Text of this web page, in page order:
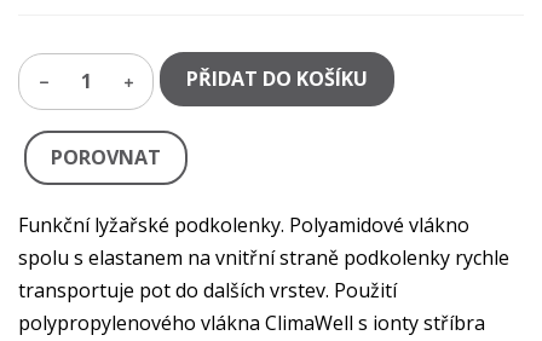
1 PŘIDAT DO KOŠÍKU
POROVNAT
Funkční lyžařské podkolenky. Polyamidové vlákno
spolu s elastanem na vnitřní straně podkolenky rychle
transportuje pot do dalších vrstev. Použití
polypropylenového vlákna ClimaWell s ionty stříbra